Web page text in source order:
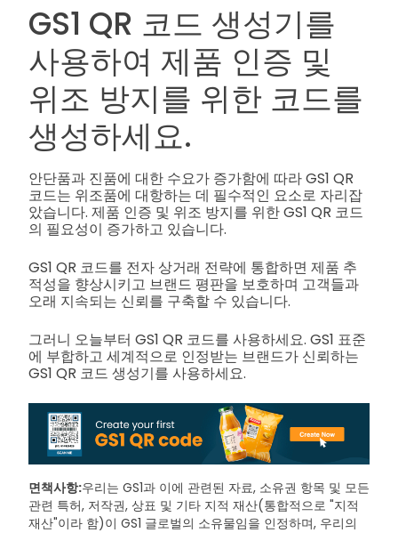
GS1 QR 코드 생성기를
사용하여 제품 인증 및
위조 방지를 위한 코드를
생성하세요.
안단품과 진품에 대한 수요가 증가함에 따라 GS1 QR
코드는 위조품에 대항하는 데 필수적인 요소로 자리잡
았습니다. 제품 인증 및 위조 방지를 위한 GS1 QR 코드
의 필요성이 증가하고 있습니다.
GS1 QR 코드를 전자 상거래 전략에 통합하면 제품 추
적성을 향상시키고 브랜드 평판을 보호하며 고객들과
오래 지속되는 신뢰를 구축할 수 있습니다.
그러니 오늘부터 GS1 QR 코드를 사용하세요. GS1 표준
에 부합하고 세계적으로 인정받는 브랜드가 신뢰하는
GS1 QR 코드 생성기를 사용하세요.
면책사항:우리는 GS1과 이에 관련된 자료, 소유권 항목 및 모든
관련 특허, 저작권, 상표 및 기타 지적 재산(통합적으로 "지적
재산"이라 함)이 GS1 글로벌의 소유물임을 인정하며, 우리의